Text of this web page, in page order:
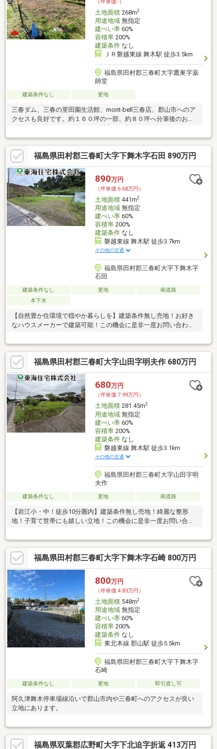
（坪単価:-）
土地面積268m2
用途地域無指定
建ぺい率60%
容積率200%
建築条件なし
ＪＲ磐越東線 舞木駅 徒歩3.5km
福島県田村郡三春町大字鷹巣字薬
師堂
建築条件なし 更地
三春ダム、三春の里田園生活館、mont-bell三春店、郡山市へのア
クセスも良好です。約１６０坪の一部、約８０坪へ分筆後のお引
福島県田村郡三春町大字下舞木字石田 890万円
890万円
（坪単価:6.68万円）
土地面積441m2
用途地域無指定
建ぺい率60%
容積率200%
建築条件なし
磐越東線 舞木駅 徒歩3.7km
その他の交通
福島県田村郡三春町大字下舞木字
石田
建築条件なし 更地
南道路
本下水
【自然豊か住環境で穏やか暮らしを】建築条件無し売地！お好き
なハウスメーカーで建築可能！この機会に是非一度お問い合わせ
福島県田村郡三春町大字山田字明夫作 680万円
680万円
（坪単価:7.99万円）
土地面積281.45m2
用途地域無指定
建ぺい率60%
容積率200%
建築条件なし
磐越東線 舞木駅 徒歩3.1km
その他の交通
福島県田村郡三春町大字山田字明
夫作
建築条件なし 更地 南道路
【岩江小・中！徒歩10分圏内】建築条件無し売地！綺麗な整形
地！子育て世帯にも嬉しい立地！この機会に是非一度お問い合わ
福島県田村郡三春町大字下舞木字石崎 800万円
800万円
（坪単価:4.83万円）
土地面積548m2
用途地域無指定
建ぺい率60%
容積率200%
建築条件なし
東北本線 郡山駅 徒歩5.5km
福島県田村郡三春町大字下舞木字
石崎
建築条件なし 更地 即引渡し可
阿久津舞木停車場線沿いで郡山市内や三春町へのアクセスが良い
立地にあります。
福島県双葉郡広野町大字下北迫字折返 413万円